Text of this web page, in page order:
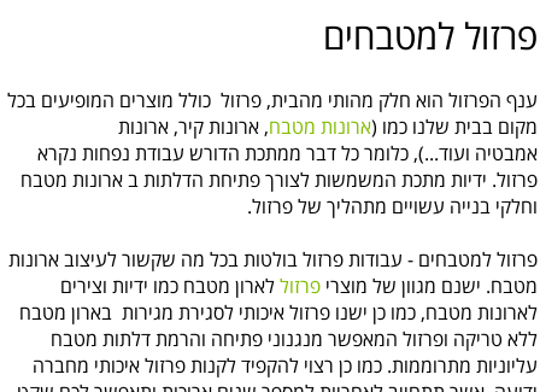
פרזול למטבחים
ענף הפרזול הוא חלק מהותי מהבית, פרזול כולל מוצרים המופיעים בכל
מקום בבית שלנו כמו (ארונות מטבח, ארונות קיר, ארונות
אמבטיה ועוד...), כלומר כל דבר ממתכת הדורש עבודת נפחות נקרא
פרזול. ידיות מתכת המשמשות לצורך פתיחת הדלתות ב ארונות מטבח
וחלקי בנייה עשויים מתהליך של פרזול.
פרזול למטבחים - עבודות פרזול בולטות בכל מה שקשור לעיצוב ארונות
מטבח. ישנם מגוון של מוצרי פרזוללארון מטבח כמו ידיות וצירים
לארונות מטבח, כמו כן ישנו פרזול איכותי לסגירת מגירות בארון מטבח
ללא טריקה ופרזול המאפשר מנגנוני פתיחה והרמת דלתות מטבח
עליוניות מתרוממות. כמו כן רצוי להקפיד לקנות פרזול איכותי מחברה